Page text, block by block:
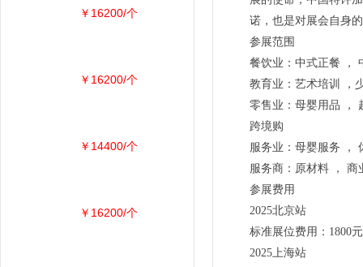
诺，也是对展会自身
参展范围
餐饮业：中式正餐 ，
教育业：艺术培训 ，
零售业：母婴用品 ，
跨境购
服务业：母婴服务 ，
服务商：原材料 ，
参展费用
2025北京站
标准展位费用：1800
2025上海站
￥16200/个
￥16200/个
￥14400/个
￥16200/个